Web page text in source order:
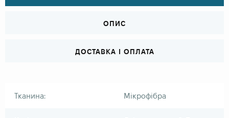
ОПИС
ДОСТАВКА І ОПЛАТА
Тканина: Мікрофібра